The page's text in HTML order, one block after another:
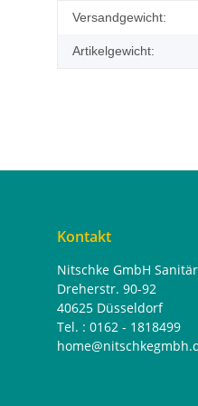
Produkteigenschaft
Wert
Versandgewicht:
Artikelgewicht:
Kontakt
Nitschke GmbH
Dreherstr. 90-92
40625 Düsseldorf
Tel. : 0162 - 1818499